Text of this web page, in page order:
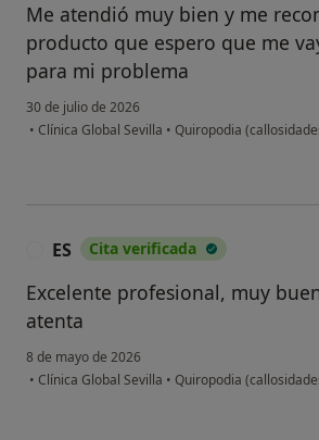
Me atendió muy bien y me
producto que espero que me
para mi problema
30 de julio de 2026
• Clínica Global Sevilla • Quiropodia
ES Cita verificada
Excelente profesional, muy
atenta
8 de mayo de 2026
• Clínica Global Sevilla • Quiropodia